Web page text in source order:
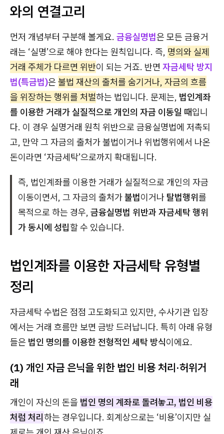
와의 연결고리
먼저 개념부터 구분해 볼게요. 금융실명법은 모든 금융거
래는 ‘실명’으로 해야 한다는 원칙입니다. 즉, 명의와 실제
거래 주체가 다르면 위반이 되는 거죠. 반면 자금세탁 방지
법(특금법)은 불법 재산의 출처를 숨기거나, 자금의 흐름
을 위장하는 행위를 처벌하는 법입니다. 문제는, 법인계좌
를 이용한 거래가 실질적으로 개인의 자금 이동일 때입니
다. 이 경우 실명거래 원칙 위반으로 금융실명법에 저촉되
고, 만약 그 자금의 출처가 불법이거나 위법행위에서 나온
돈이라면 ‘자금세탁’으로까지 확대됩니다.
즉, 법인계좌를 이용한 거래가 실질적으로 개인의 자금
이동이면서, 그 자금의 출처가불법이거나탈법행위를
목적으로 하는 경우, 금융실명법 위반과 자금세탁 행위
가 동시에 성립할 수 있습니다.
법인계좌를 이용한 자금세탁 유형별
정리
자금세탁 수법은 점점 고도화되고 있지만, 수사기관 입장
에서는 거래 흐름만 보면 금방 드러납니다. 특히 아래 유형
들은 법인 명의를 이용한 전형적인 세탁 방식이에요.
(1) 개인 자금 은닉을 위한 법인 비용 처리·허위거
래
개인이 자신의 돈을 법인 명의 계좌로 돌려놓고, 법인 비용
처럼 처리하는 경우입니다. 회계상으로는 ‘비용’이지만 실